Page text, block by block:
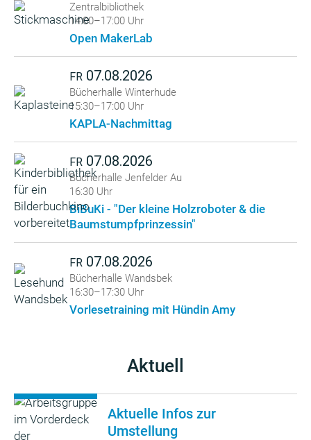
Zentralbibliothek
14:00–17:00 Uhr
Open MakerLab
FR 07.08.2026
Bücherhalle Winterhude
15:30–17:00 Uhr
KAPLA-Nachmittag
FR 07.08.2026
Bücherhalle Jenfelder Au
16:30 Uhr
BiBuKi - "Der kleine Holzroboter & die
Baumstumpfprinzessin"
FR 07.08.2026
Bücherhalle Wandsbek
16:30–17:30 Uhr
Vorlesetraining mit Hündin Amy
Aktuell
Aktuelle Infos zur
Umstellung